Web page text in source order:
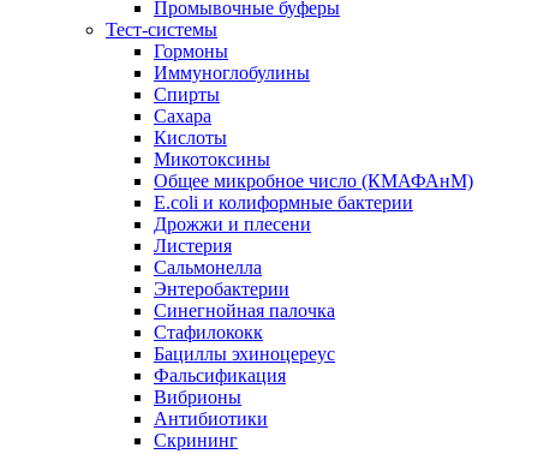
Промывочные буферы
Тест-системы
Гормоны
Иммуноглобулины
Спирты
Сахара
Кислоты
Микотоксины
Общее микробное число (КМАФАнМ)
E.coli и колиформные бактерии
Дрожжи и плесени
Листерия
Сальмонелла
Энтеробактерии
Синегнойная палочка
Стафилококк
Бациллы эхиноцереус
Фальсификация
Вибрионы
Антибиотики
Скрининг